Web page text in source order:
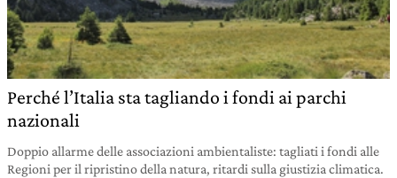
Perché l’Italia sta tagliando i fondi ai parchi
nazionali
Doppio allarme delle associazioni ambientaliste: tagliati i fondi alle
Regioni per il ripristino della natura, ritardi sulla giustizia climatica.